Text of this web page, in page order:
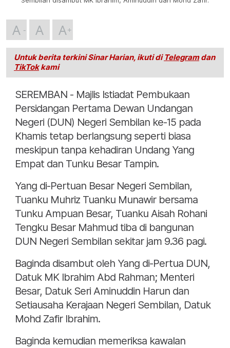
A A A
Untuk berita terkini Sinar Harian, ikuti di Telegramdan
TikTokkami
SEREMBAN - Majlis Istiadat Pembukaan
Persidangan Pertama Dewan Undangan
Negeri (DUN) Negeri Sembilan ke-15 pada
Khamis tetap berlangsung seperti biasa
meskipun tanpa kehadiran Undang Yang
Empat dan Tunku Besar Tampin.
Yang di-Pertuan Besar Negeri Sembilan,
Tuanku Muhriz Tuanku Munawir bersama
Tunku Ampuan Besar, Tuanku Aisah Rohani
Tengku Besar Mahmud tiba di bangunan
DUN Negeri Sembilan sekitar jam 9.36 pagi.
Baginda disambut oleh Yang di-Pertua DUN,
Datuk MK Ibrahim Abd Rahman; Menteri
Besar, Datuk Seri Aminuddin Harun dan
Setiausaha Kerajaan Negeri Sembilan, Datuk
Mohd Zafir Ibrahim.
Baginda kemudian memeriksa kawalan